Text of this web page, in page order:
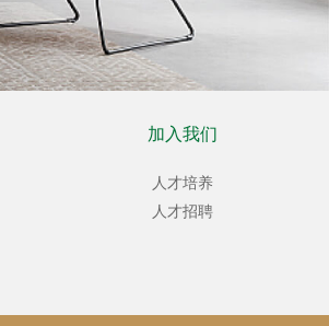
加入我们
人才培养
人才招聘